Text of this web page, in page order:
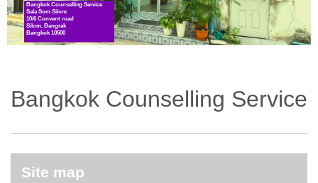
Bangkok Counselling Service
Sala Som Silom
10/6 Convent road
Silom, Bangrak
Bangkok 10500
Bangkok Counselling Service
Site map